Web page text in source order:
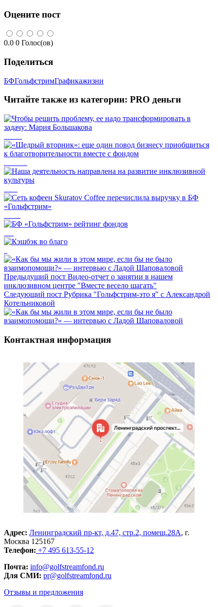
Оцените пост
0.0 0 Голос(ов)
Поделиться
БФГольфстримГрафикажизни
Читайте также из категории: PRO деньги
Предыдущий пост Видео-отчет о занятии в нашем
инклюзивном центре "Вместе весело шагать"
Следующий пост Рубрика "Гольфстрим-это я" с Александрой
Котельниковой
Контактная информация
Адрес: Ленинградский пр-кт, д.47, стр.2, помещ.28А, г.
Москва 125167
Телефон: +7 495 613-55-12
Почта: info@golfstreamfond.ru
Для СМИ: pr@golfstreamfond.ru
Отзывы и предложения